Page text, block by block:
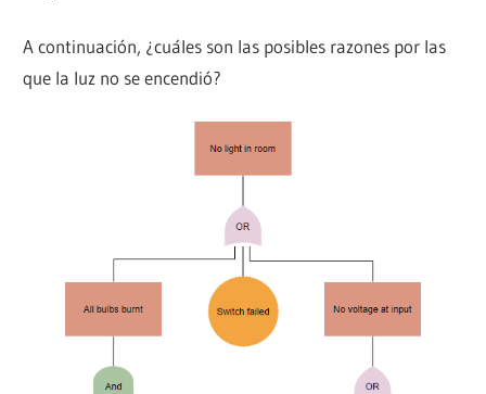
A continuación, ¿cuáles son las posibles razones por las
que la luz no se encendió?